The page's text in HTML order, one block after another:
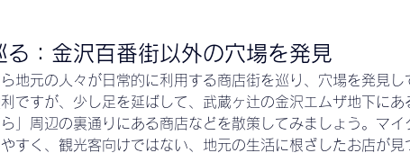
る：金沢百番街以外の穴場を発見
地元の人々が日常的に利用する商店街を巡り、穴場を発見し
ですが、少し足を延ばして、武蔵ヶ辻の金沢エムザ地下にあ
」周辺の裏通りにある商店などを散策してみましょう。マイ
すく、観光客向けではない、地元の生活に根ざしたお店が見